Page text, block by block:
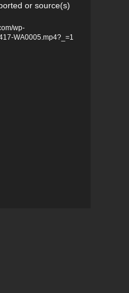
or source(s)
wp-
WA0005.mp4?_=1